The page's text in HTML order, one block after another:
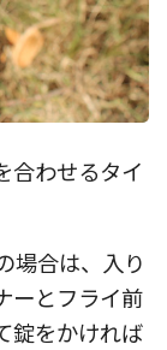
合わせるタイ
場合は、入り
ーとフライ前
錠をかければ